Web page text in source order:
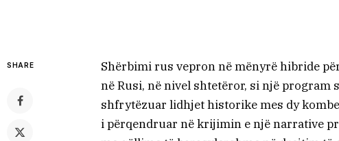
SHARE
Shërbimi rus vepron në mënyrë hibride
në Rusi, në nivel shtetëror, si një
shfrytëzuar lidhjet historike mes dy
i përqendruar në krijimin e një narrative